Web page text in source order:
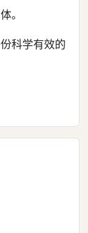
。
科学有效的